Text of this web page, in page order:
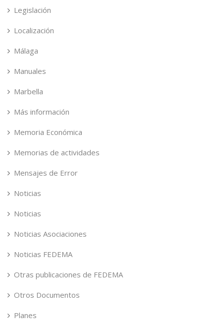
Legislación
Localización
Málaga
Manuales
Marbella
Más información
Memoria Económica
Memorias de actividades
Mensajes de Error
Noticias
Noticias
Noticias Asociaciones
Noticias FEDEMA
Otras publicaciones de FEDEMA
Otros Documentos
Planes